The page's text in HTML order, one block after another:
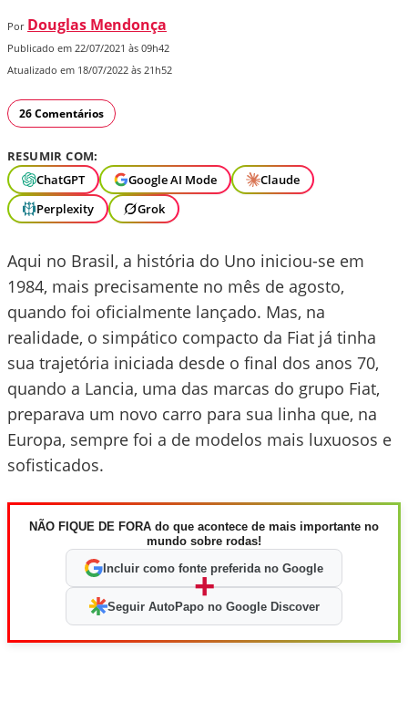
Por Douglas Mendonça
Publicado em 22/07/2021 às 09h42
Atualizado em 18/07/2022 às 21h52
26 Comentários
RESUMIR COM:
ChatGPT
Google AI Mode
Claude
Perplexity
Grok
Aqui no Brasil, a história do Uno iniciou-se em
1984, mais precisamente no mês de agosto,
quando foi oficialmente lançado. Mas, na
realidade, o simpático compacto da Fiat já tinha
sua trajetória iniciada desde o final dos anos 70,
quando a Lancia, uma das marcas do grupo Fiat,
preparava um novo carro para sua linha que, na
Europa, sempre foi a de modelos mais luxuosos e
sofisticados.
NÃO FIQUE DE FORA do que acontece de mais importante no
mundo sobre rodas!
Incluir como fonte preferida no Google
+
Seguir AutoPapo no Google Discover